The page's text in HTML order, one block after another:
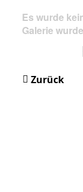
Es wurde
Galerie
Zurück